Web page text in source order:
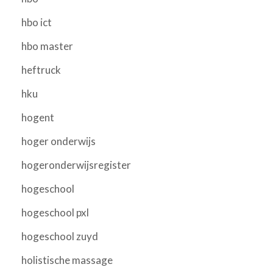
hbo ict
hbo master
heftruck
hku
hogent
hoger onderwijs
hogeronderwijsregister
hogeschool
hogeschool pxl
hogeschool zuyd
holistische massage